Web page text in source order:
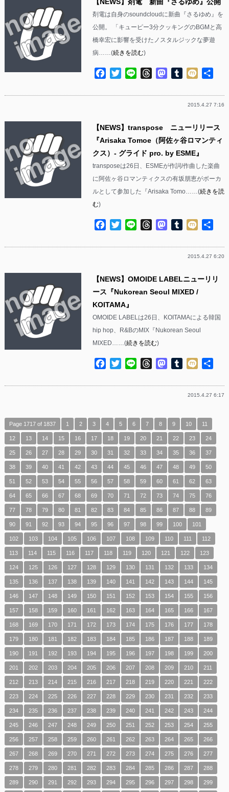
剤電は自身のsoundcloudに新曲『さるゆめ』を
公開。 「キューピー3分クッキングのBGMと高
橋幸宏に影響を受けたノスタルジックな夢遊
病……(続きを読む)
Facebook
TwitterLine ThreadsMastodon
Tumblr
Mixi
2015.4.27 7:16
【NEWS】transpose ニューリリース
『Arisaka Tomoe（阿佐ヶ谷ロマンティ
クス）- グライド pro. by ESME』
transposeは26日、ESMEが作詞/作曲した楽曲
に阿佐ヶ谷ロマンティクスの有坂朋恵がボーカ
ルとして参加した『Arisaka Tomo……(続きを読
む)
Facebook
TwitterLine ThreadsMastodon
Tumblr
Mixi
2015.4.27 6:20
【NEWS】OMOIDE LABELニューリリ
ース『Nukorean Seoul MIXED /
KOITAMA』
OMOIDE LABELは26日、KOITAMAによる韓国
hip hop、R&BのMIX『Nukorean Seoul
MIXED……(続きを読む)
Facebook
TwitterLine ThreadsMastodon
Tumblr
Mixi
2015.4.27 6:17
Page 1717 of 1837 1 2 3 4 5 6 7 8 9 10 11
12 13 14 15 16 17 18 19 20 21 22 23 24
25 26 27 28 29 30 31 32 33 34 35 36 37
38 39 40 41 42 43 44 45 46 47 48 49 50
51 52 53 54 55 56 57 58 59 60 61 62 63
64 65 66 67 68 69 70 71 72 73 74 75 76
77 78 79 80 81 82 83 84 85 86 87 88 89
90 91 92 93 94 95 96 97 98 99 100 101
102 103 104 105 106 107 108 109 110 111 112
113 114 115 116 117 118 119 120 121 122 123
124 125 126 127 128 129 130 131 132 133 134
135 136 137 138 139 140 141 142 143 144 145
146 147 148 149 150 151 152 153 154 155 156
157 158 159 160 161 162 163 164 165 166 167
168 169 170 171 172 173 174 175 176 177 178
179 180 181 182 183 184 185 186 187 188 189
190 191 192 193 194 195 196 197 198 199 200
201 202 203 204 205 206 207 208 209 210 211
212 213 214 215 216 217 218 219 220 221 222
223 224 225 226 227 228 229 230 231 232 233
234 235 236 237 238 239 240 241 242 243 244
245 246 247 248 249 250 251 252 253 254 255
256 257 258 259 260 261 262 263 264 265 266
267 268 269 270 271 272 273 274 275 276 277
278 279 280 281 282 283 284 285 286 287 288
289 290 291 292 293 294 295 296 297 298 299